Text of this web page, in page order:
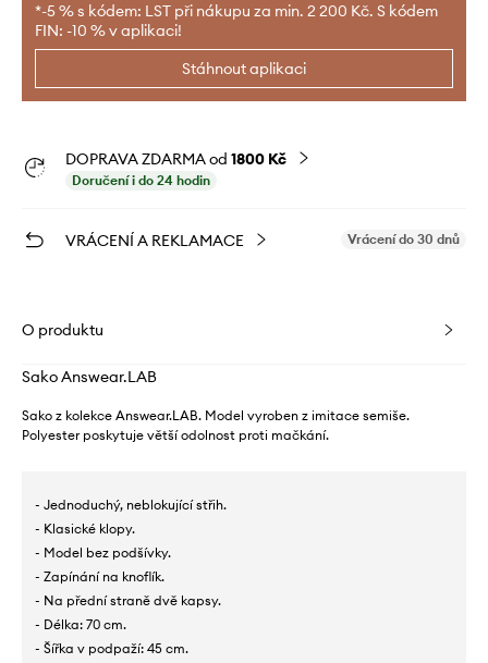
*-5 % s kódem: LST při nákupu za min. 2 200 Kč. S kódem
FIN: -10 % v aplikaci!
Stáhnout aplikaci
DOPRAVA ZDARMA od 1800 Kč
Doručení i do 24 hodin
VRÁCENÍ A REKLAMACE Vrácení do 30 dnů
O produktu
Sako Answear.LAB
Sako z kolekce Answear.LAB. Model vyroben z imitace semiše.
Polyester poskytuje větší odolnost proti mačkání.
- Jednoduchý, neblokující střih.
- Klasické klopy.
- Model bez podšívky.
- Zapínání na knoflík.
- Na přední straně dvě kapsy.
- Délka: 70 cm.
- Šířka v podpaží: 45 cm.